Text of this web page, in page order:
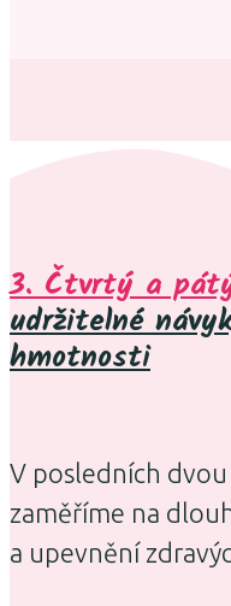
3. Čtvrtý a
udržitelné
hmotnosti
V posledních
zaměříme na
a upevnění